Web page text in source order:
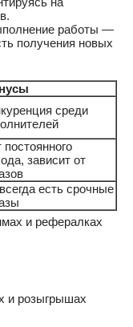
работы —
получения новых
среди
постоянного
зависит от
есть срочные
и рефералках
и розыгрышах